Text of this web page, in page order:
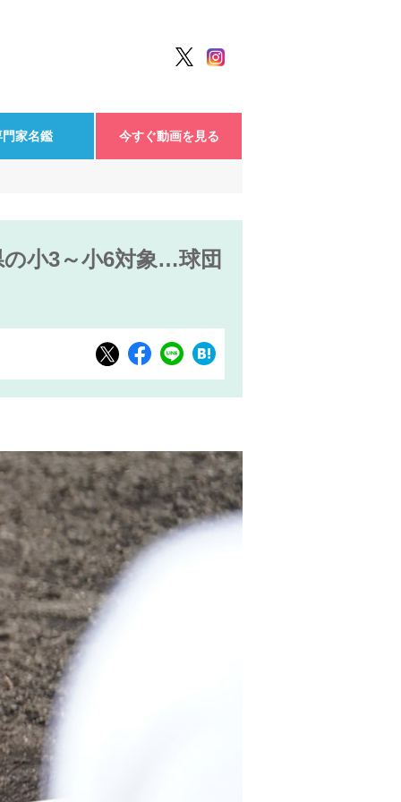
家名鑑 今すぐ動画を見る
小3～小6対象…球団